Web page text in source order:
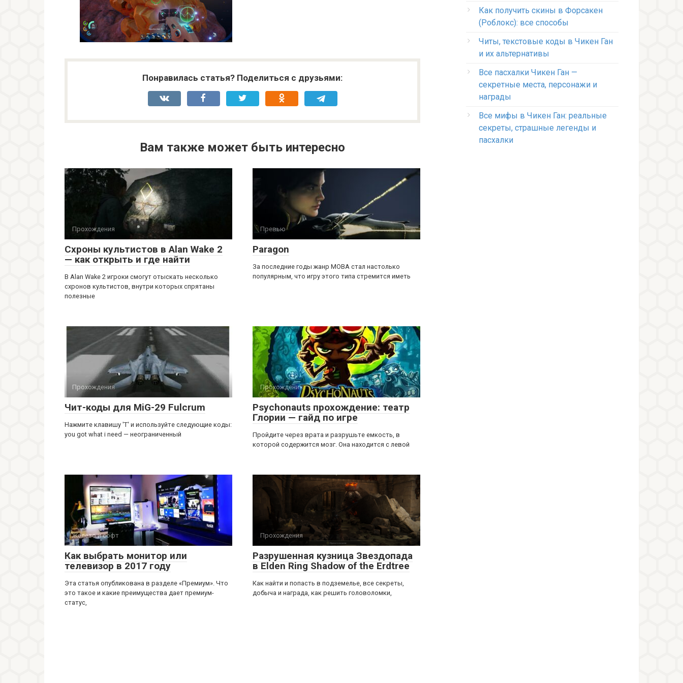
Понравилась статья? Поделиться с друзьями:
Вам также может быть интересно
Прохождения
Схроны культистов в Alan Wake 2
— как открыть и где найти
В Alan Wake 2 игроки смогут отыскать несколько
схронов культистов, внутри которых спрятаны
полезные
Превью
Paragon
За последние годы жанр MOBA стал настолько
популярным, что игру этого типа стремится иметь
Прохождения
Чит-коды для MiG-29 Fulcrum
Нажмите клавишу 'T' и используйте следующие коды:
you got what i need — неограниченный
Прохождения
Psychonauts прохождение: театр
Глории — гайд по игре
Пройдите через врата и разрушьте емкость, в
которой содержится мозг. Она находится с левой
Железо и софт
Как выбрать монитор или
телевизор в 2017 году
Эта статья опубликована в разделе «Премиум». Что
это такое и какие преимущества дает премиум-
статус,
Прохождения
Разрушенная кузница Звездопада
в Elden Ring Shadow of the Erdtree
Как найти и попасть в подземелье, все секреты,
добыча и награда, как решить головоломки,
Как получить скины в Форсакен
(Роблокс): все способы
Читы, текстовые коды в Чикен Ган
и их альтернативы
Все пасхалки Чикен Ган —
секретные места, персонажи и
награды
Все мифы в Чикен Ган: реальные
секреты, страшные легенды и
пасхалки